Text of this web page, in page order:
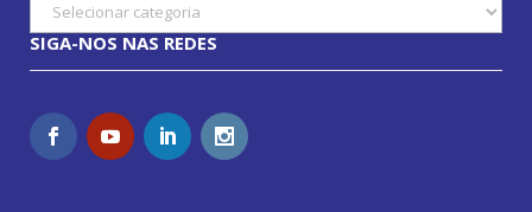
SIGA-NOS NAS REDES